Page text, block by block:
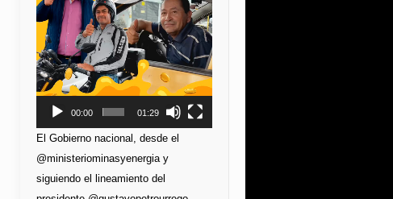
00:00 01:29
El Gobierno nacional, desde el
@ministeriominasyenergia y
siguiendo el lineamiento del